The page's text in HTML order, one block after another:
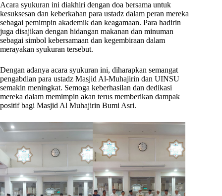
Acara syukuran ini diakhiri dengan doa bersama untuk
kesuksesan dan keberkahan para ustadz dalam peran mereka
sebagai pemimpin akademik dan keagamaan. Para hadirin
juga disajikan dengan hidangan makanan dan minuman
sebagai simbol kebersamaan dan kegembiraan dalam
merayakan syukuran tersebut.
Dengan adanya acara syukuran ini, diharapkan semangat
pengabdian para ustadz Masjid Al-Muhajirin dan UINSU
semakin meningkat. Semoga keberhasilan dan dedikasi
mereka dalam memimpin akan terus memberikan dampak
positif bagi Masjid Al Muhajirin Bumi Asri.